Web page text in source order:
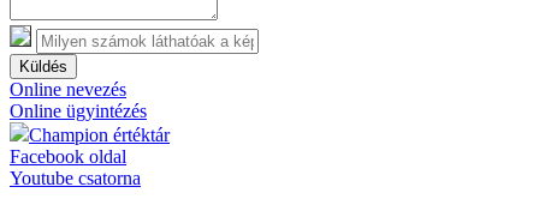
Küldés
Online nevezés
Online ügyintézés
Champion értéktár
Facebook oldal
Youtube csatorna